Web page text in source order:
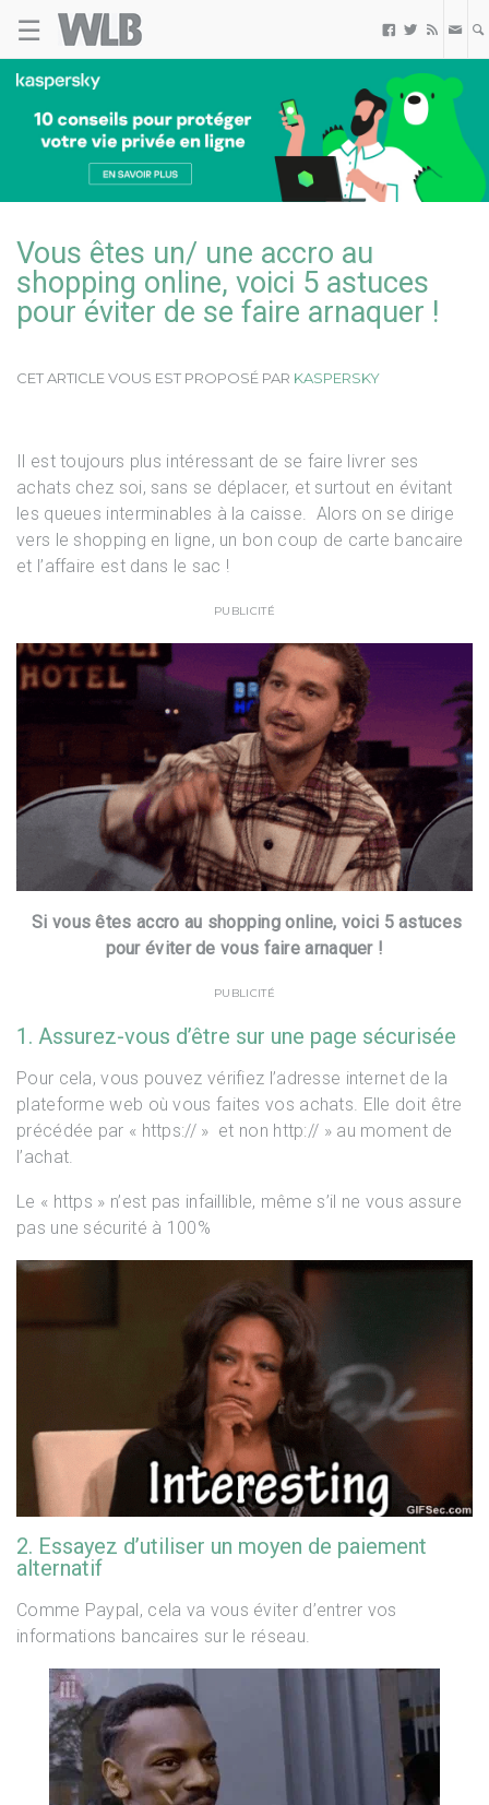
☰   
Kaspersky
Vous êtes un/ une accro au
shopping online, voici 5 astuces
pour éviter de se faire arnaquer !
CET ARTICLE VOUS EST PROPOSÉ PAR KASPERSKY
Il est toujours plus intéressant de se faire livrer ses
achats chez soi, sans se déplacer, et surtout en évitant
les queues interminables à la caisse. Alors on se dirige
vers le shopping en ligne, un bon coup de carte bancaire
et l’affaire est dans le sac !
PUBLICITÉ
Si vous êtes accro au shopping online, voici 5 astuces
pour éviter de vous faire arnaquer !
PUBLICITÉ
1. Assurez-vous d’être sur une page sécurisée
Pour cela, vous pouvez vérifiez l’adresse internet de la
plateforme web où vous faites vos achats. Elle doit être
précédée par « https:// » et non http:// » au moment de
l’achat.
Le « https » n’est pas infaillible, même s’il ne vous assure
pas une sécurité à 100%
2. Essayez d’utiliser un moyen de paiement
alternatif
Comme Paypal, cela va vous éviter d’entrer vos
informations bancaires sur le réseau.